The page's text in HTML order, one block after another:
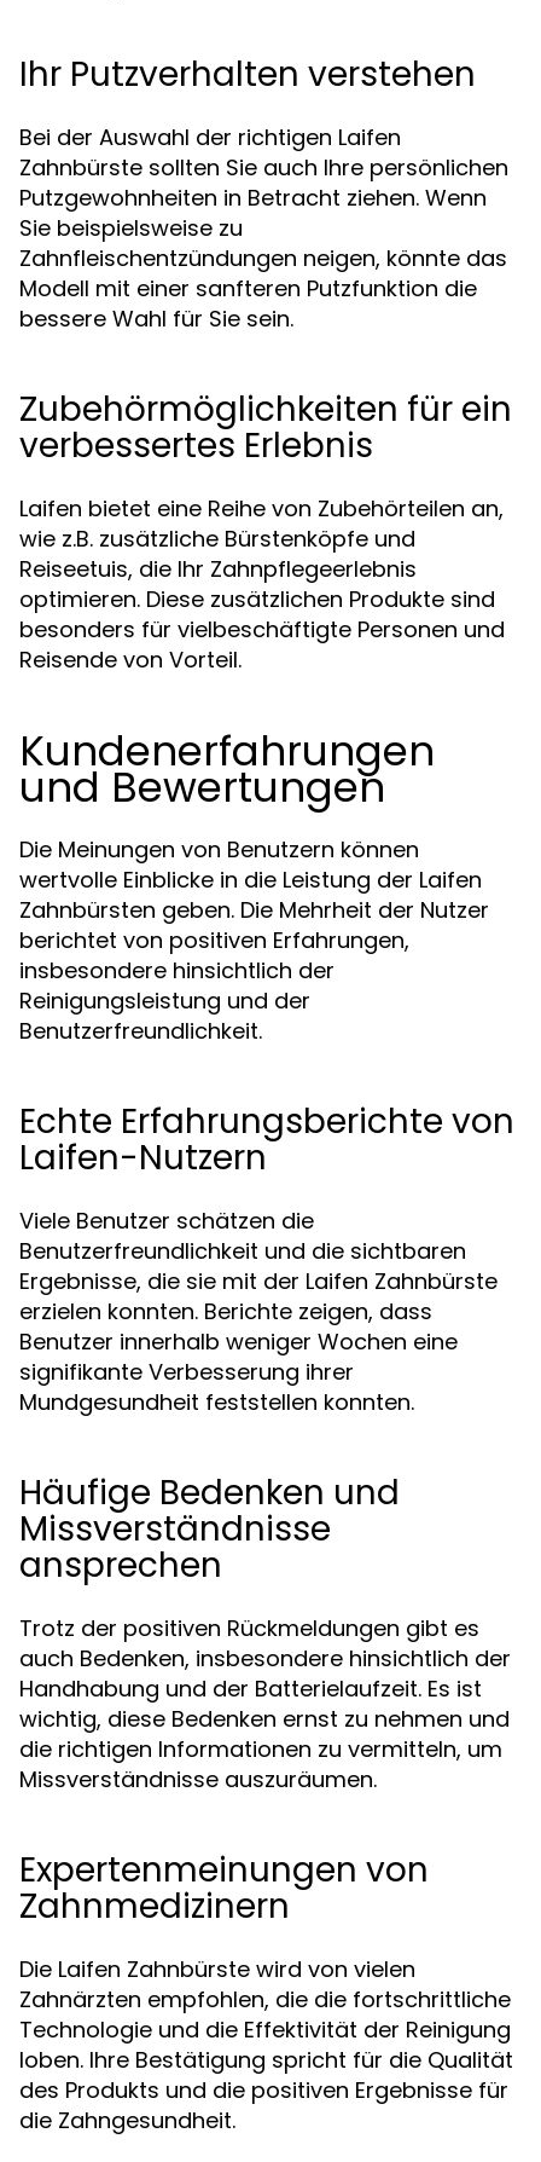
Ihr Putzverhalten verstehen
Bei der Auswahl der richtigen Laifen
Zahnbürste sollten Sie auch Ihre persönlichen
Putzgewohnheiten in Betracht ziehen. Wenn
Sie beispielsweise zu
Zahnfleischentzündungen neigen, könnte das
Modell mit einer sanfteren Putzfunktion die
bessere Wahl für Sie sein.
Zubehörmöglichkeiten für ein
verbessertes Erlebnis
Laifen bietet eine Reihe von Zubehörteilen an,
wie z.B. zusätzliche Bürstenköpfe und
Reiseetuis, die Ihr Zahnpflegeerlebnis
optimieren. Diese zusätzlichen Produkte sind
besonders für vielbeschäftigte Personen und
Reisende von Vorteil.
Kundenerfahrungen
und Bewertungen
Die Meinungen von Benutzern können
wertvolle Einblicke in die Leistung der Laifen
Zahnbürsten geben. Die Mehrheit der Nutzer
berichtet von positiven Erfahrungen,
insbesondere hinsichtlich der
Reinigungsleistung und der
Benutzerfreundlichkeit.
Echte Erfahrungsberichte von
Laifen-Nutzern
Viele Benutzer schätzen die
Benutzerfreundlichkeit und die sichtbaren
Ergebnisse, die sie mit der Laifen Zahnbürste
erzielen konnten. Berichte zeigen, dass
Benutzer innerhalb weniger Wochen eine
signifikante Verbesserung ihrer
Mundgesundheit feststellen konnten.
Häufige Bedenken und
Missverständnisse
ansprechen
Trotz der positiven Rückmeldungen gibt es
auch Bedenken, insbesondere hinsichtlich der
Handhabung und der Batterielaufzeit. Es ist
wichtig, diese Bedenken ernst zu nehmen und
die richtigen Informationen zu vermitteln, um
Missverständnisse auszuräumen.
Expertenmeinungen von
Zahnmedizinern
Die Laifen Zahnbürste wird von vielen
Zahnärzten empfohlen, die die fortschrittliche
Technologie und die Effektivität der Reinigung
loben. Ihre Bestätigung spricht für die Qualität
des Produkts und die positiven Ergebnisse für
die Zahngesundheit.